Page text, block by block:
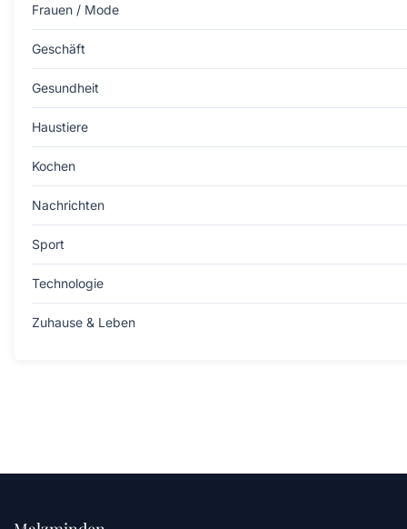
Frauen / Mode
Geschäft
Gesundheit
Haustiere
Kochen
Nachrichten
Sport
Technologie
Zuhause & Leben